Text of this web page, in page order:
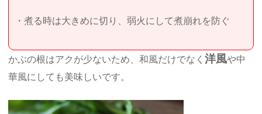
・煮る時は大きめに切り、弱火にして煮崩れを防ぐ
かぶの根はアクが少ないため、和風だけでなく洋風や中
華風にしても美味しいです。